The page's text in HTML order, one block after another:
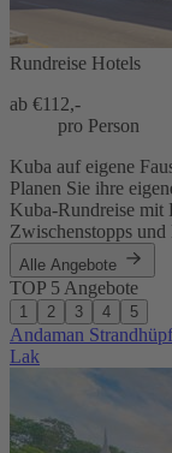
Rundreise Hotels
ab €112,-
pro Person
Kuba auf eigene
Planen Sie ihre
Kuba-Rundreise mit
Zwischenstopps
Alle Angebote
TOP 5 Angebote
1 2 3 4 5
Andaman
Lak